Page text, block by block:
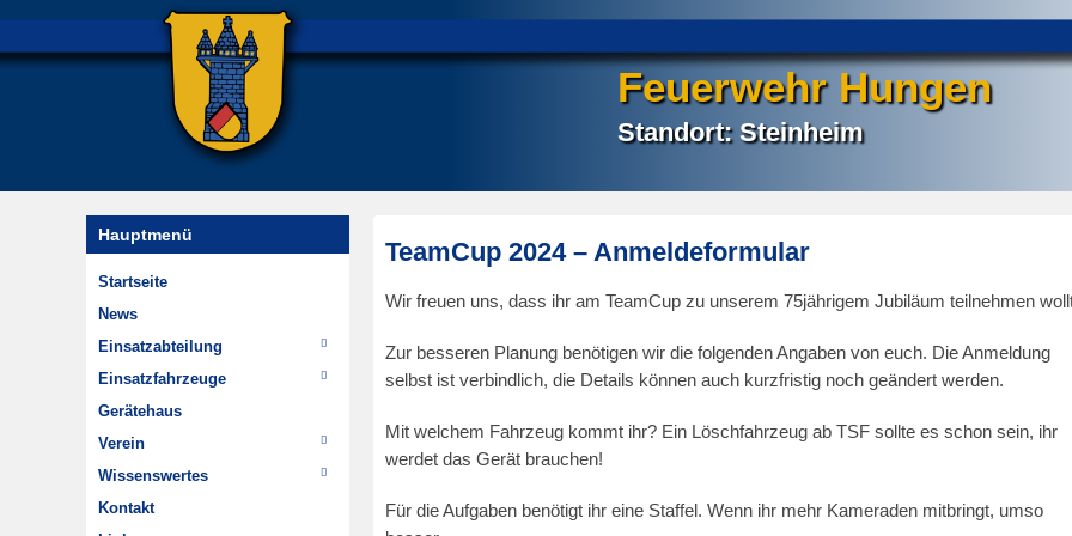
Feuerwehr Hungen
Standort: Steinheim
TeamCup 2024 – Anmeldeformular
E
s
t
l
l
t
a
Wir freuen uns, dass ihr am TeamCup zu unserem 75jährigem Jubiläum teilnehmen
Zur besseren Planung benötigen wir die folgenden Angaben von euch. Die Anmeldung
selbst ist verbindlich, die Details können auch kurzfristig noch geändert werden.
Mit welchem Fahrzeug kommt ihr? Ein Löschfahrzeug ab TSF sollte es schon sein, ihr
werdet das Gerät brauchen!
Für die Aufgaben benötigt ihr eine Staffel. Wenn ihr mehr Kameraden mitbringt, umso
Hauptmenü
Startseite
News
Einsatzabteilung
Einsätze
Wehrführung
Im Wandel der Zeit
Highlights
Dienstplan
Einsatzfahrzeuge
TSF-W
MTW
Gerätehaus
Verein
Chronik
Jugendfeuerwehr
Wissenswertes
Hydrantenpläne erstellen
Kontakt